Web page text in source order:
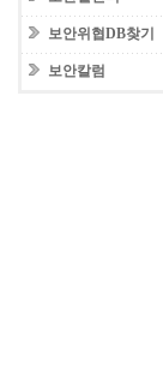
보안위협DB찾기
보안칼럼